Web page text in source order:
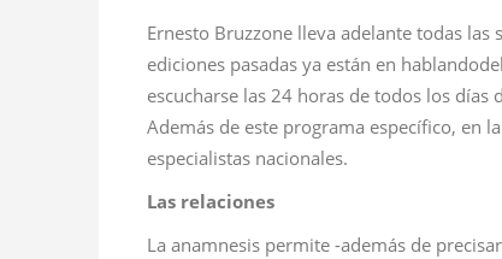
Ernesto Bruzzone lleva adelante todas las
ediciones pasadas ya están en
escucharse las 24 horas de todos los días
Además de este programa específico, en
especialistas nacionales.
Las relaciones
La anamnesis permite -además de